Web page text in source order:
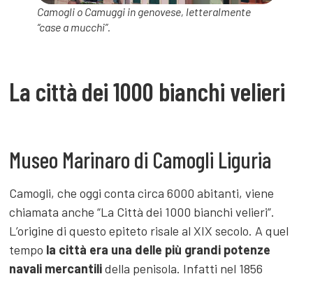
Camogli o Camuggi in genovese, letteralmente
“case a mucchi”.
La città dei 1000 bianchi velieri
Museo Marinaro di Camogli Liguria
Camogli, che oggi conta circa 6000 abitanti, viene
chiamata anche “La Città dei 1000 bianchi velieri”.
L’origine di questo epiteto risale al XIX secolo. A quel
tempo la città era una delle più grandi potenze
navali mercantilidella penisola. Infatti nel 1856